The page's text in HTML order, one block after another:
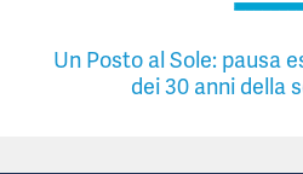
Un Posto al Sole: pausa
dei 30 anni della